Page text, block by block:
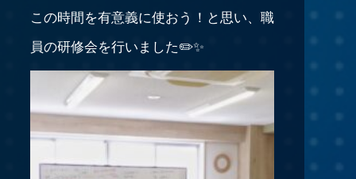
この時間を有意義に使おう！と思い、職
員の研修会を行いました✏️✨